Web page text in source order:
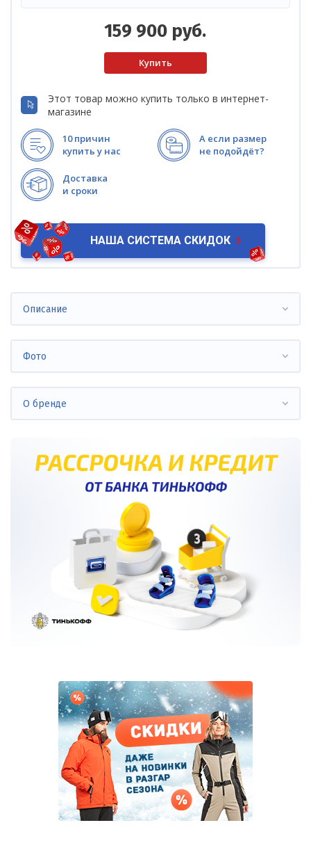
159 900 руб.
Этот товар можно купить только в интернет-
магазине
10 причин
купить у нас
А если размер
не подойдёт?
Доставка
и сроки
НАША СИСТЕМА СКИДОК
Описание
Фото
О бренде